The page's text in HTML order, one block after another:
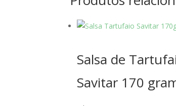
Salsa de
Savitar 170